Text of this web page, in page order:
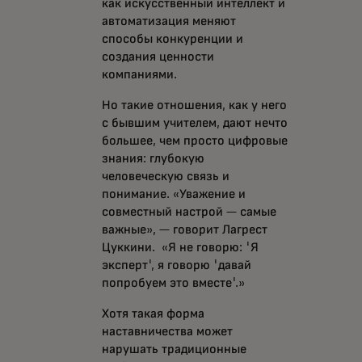
как искусственный интеллект и
автоматизация меняют
способы конкуренции и
создания ценности
компаниями.
Но такие отношения, как у него
с бывшим учителем, дают нечто
большее, чем просто цифровые
знания: глубокую
человеческую связь и
понимание. «Уважение и
совместный настрой — самые
важные», — говорит Лагрест
Цуккини. «Я не говорю: 'Я
эксперт', я говорю 'давай
попробуем это вместе'.»
Хотя такая форма
наставничества может
нарушать традиционные